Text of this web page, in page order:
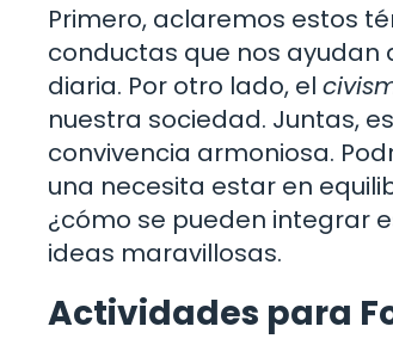
Primero, aclaremos estos
conductas que nos
diaria. Por otro lado, el
nuestra sociedad. Juntas,
convivencia armoniosa.
una necesita estar en
¿cómo se pueden integrar
ideas maravillosas.
Actividades para